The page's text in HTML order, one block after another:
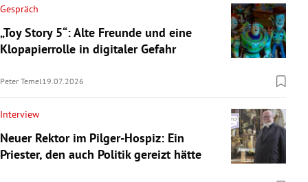
Gespräch
„Toy Story 5“: Alte Freunde und eine
Klopapierrolle in digitaler Gefahr
Peter Temel19.07.2026
Interview
Neuer Rektor im Pilger-Hospiz: Ein
Priester, den auch Politik gereizt hätte